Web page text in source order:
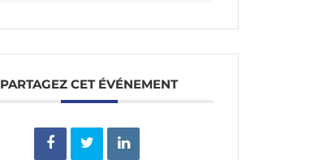
PARTAGEZ CET ÉVÉNEMENT